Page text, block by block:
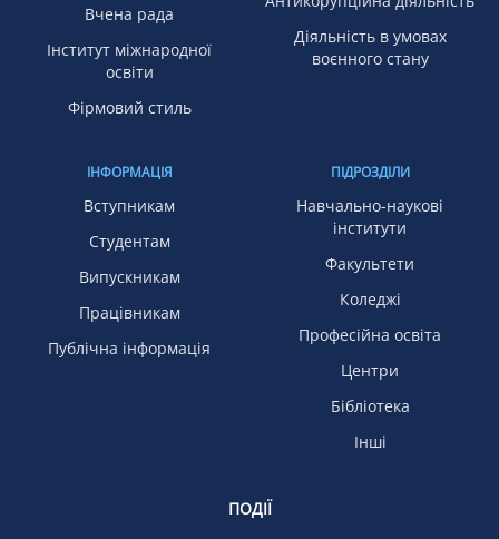
Вчена рада
Інститут міжнародної
освіти
Фірмовий стиль
Діяльність в умовах
воєнного стану
ІНФОРМАЦІЯ
Вступникам
Студентам
Випускникам
Працівникам
Публічна інформація
ПІДРОЗДІЛИ
Навчально-наукові
інститути
Факультети
Коледжі
Професійна освіта
Центри
Бібліотека
Інші
ПОДІЇ